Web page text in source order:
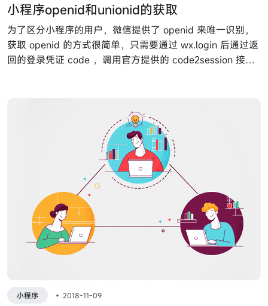
小程序openid和unionid的获取
为了区分小程序的用户，微信提供了 openid 来唯一识别，
获取 openid 的方式很简单，只需要通过 wx.login 后通过返
回的登录凭证 code ，调用官方提供的 code2session 接口
小程序 • 2018-11-09